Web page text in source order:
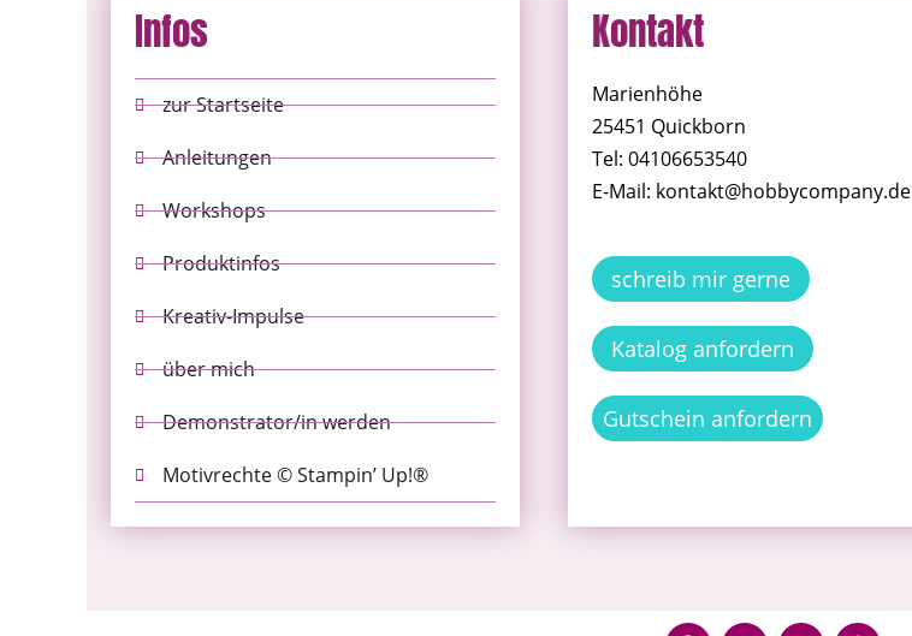
Infos
zur Startseite
Anleitungen
Workshops
Produktinfos
Kreativ-Impulse
über mich
Demonstrator/in werden
Motivrechte © Stampin’ Up!®
Kontakt
Marienhöhe
25451 Quickborn
Tel: 04106653540
E-Mail: kontakt@hobbycompany.de
schreib mir gerne
Katalog anfordern
Gutschein anfordern